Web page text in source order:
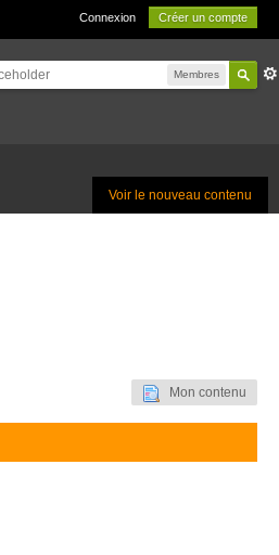
Connexion Créer un compte
Membres
Voir le nouveau contenu
Mon contenu